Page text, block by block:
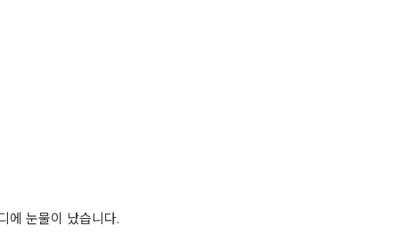
에 눈물이 났습니다.